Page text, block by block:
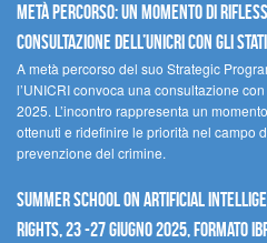
Metà percorso: un momento di
Consultazione dell’UNICRI con gli
A metà percorso del suo Strategic
l’UNICRI convoca una consultazione
2025. L’incontro rappresenta un
ottenuti e ridefinire le priorità nel campo
prevenzione del crimine.
Summer School on Artificial
Rights, 23 -27 giugno 2025, Formato